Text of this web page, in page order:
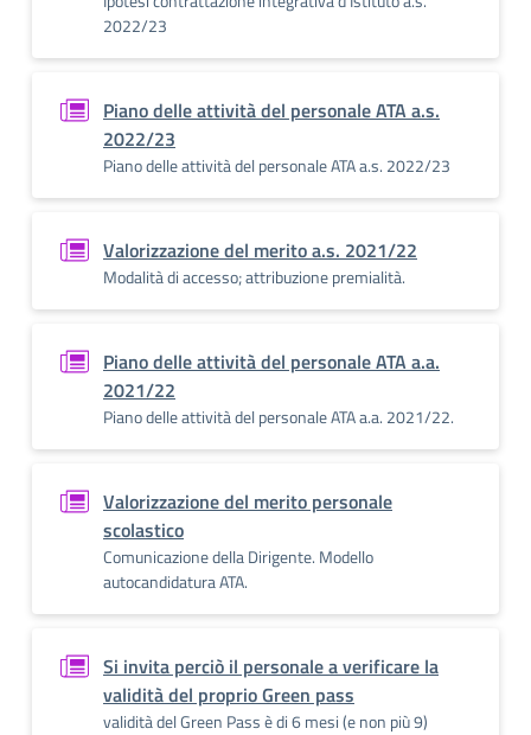
2022/23
Piano delle attività del personale ATA a.s.
2022/23
Piano delle attività del personale ATA a.s. 2022/23
Valorizzazione del merito a.s. 2021/22
Modalità di accesso; attribuzione premialità.
Piano delle attività del personale ATA a.a.
2021/22
Piano delle attività del personale ATA a.a. 2021/22.
Valorizzazione del merito personale
scolastico
Comunicazione della Dirigente. Modello
autocandidatura ATA.
Si invita perciò il personale a verificare la
validità del proprio Green pass
validità del Green Pass è di 6 mesi (e non più 9)